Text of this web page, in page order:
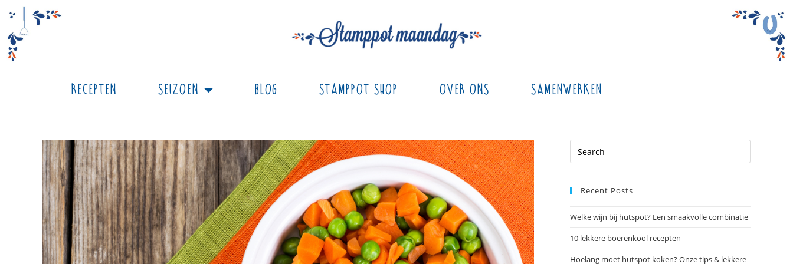
Recepten Seizoen Blog Stamppot Shop Over ons Samenwerken
Recent Posts
Welke wijn bij hutspot? Een smaakvolle combinatie
10 lekkere boerenkool recepten
Hoelang moet hutspot koken? Onze tips & lekkere